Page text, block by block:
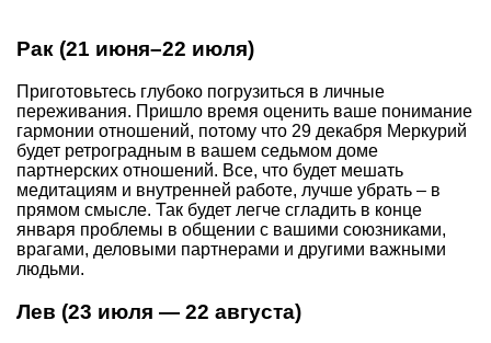
Рак (21 июня–22 июля)
Приготовьтесь глубоко погрузиться в личные
переживания. Пришло время оценить ваше понимание
гармонии отношений, потому что 29 декабря Меркурий
будет ретроградным в вашем седьмом доме
партнерских отношений. Все, что будет мешать
медитациям и внутренней работе, лучше убрать – в
прямом смысле. Так будет легче сгладить в конце
января проблемы в общении с вашими союзниками,
врагами, деловыми партнерами и другими важными
людьми.
Лев (23 июля — 22 августа)